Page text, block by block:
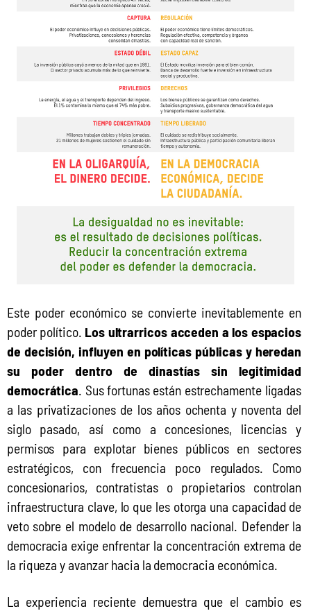
Este poder económico se convierte inevitablemente en
poder político. Los ultrarricos acceden a los espacios
de decisión, influyen en políticas públicas y heredan
su poder dentro de dinastías sin legitimidad
democrática. Sus fortunas están estrechamente ligadas
a las privatizaciones de los años ochenta y noventa del
siglo pasado, así como a concesiones, licencias y
permisos para explotar bienes públicos en sectores
estratégicos, con frecuencia poco regulados. Como
concesionarios, contratistas o propietarios controlan
infraestructura clave, lo que les otorga una capacidad de
veto sobre el modelo de desarrollo nacional. Defender la
democracia exige enfrentar la concentración extrema de
la riqueza y avanzar hacia la democracia económica.
La experiencia reciente demuestra que el cambio es